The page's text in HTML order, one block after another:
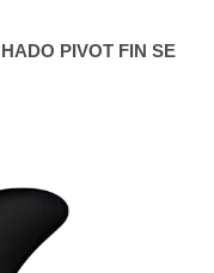
PIVOT FIN SE